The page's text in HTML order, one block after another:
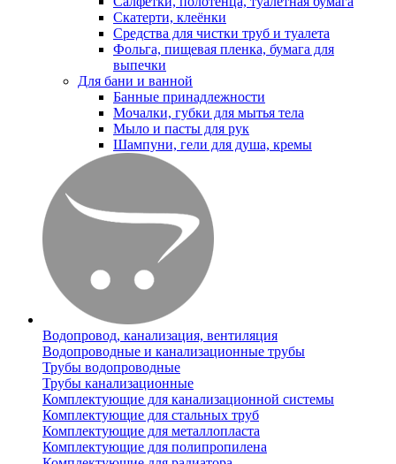
Скатерти, клеёнки
Средства для чистки труб и туалета
Фольга, пищевая пленка, бумага для
выпечки
Для бани и ванной
Банные принадлежности
Мочалки, губки для мытья тела
Мыло и пасты для рук
Шампуни, гели для душа, кремы
Водопровод, канализация, вентиляция
Водопроводные и канализационные трубы
Трубы водопроводные
Трубы канализационные
Комплектующие для канализационной системы
Комплектующие для стальных труб
Комплектующие для металлопласта
Комплектующие для полипропилена